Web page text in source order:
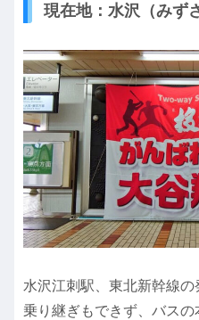
現在地：水沢（みず
水沢江刺駅、東北新幹線
乗り継ぎもできず、バス